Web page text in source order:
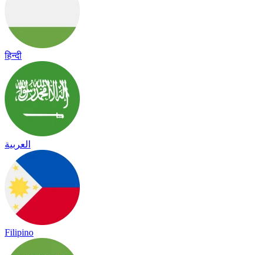
हिन्दी
العربية
Filipino